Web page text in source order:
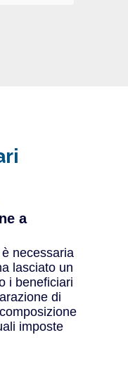
a
necessaria
lasciato un
i beneficiari
di
imposte